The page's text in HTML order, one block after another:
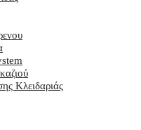
Κλειδαριάς